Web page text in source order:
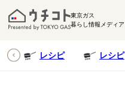
東京ガス
暮らし情報メディア
レシピ レシピ